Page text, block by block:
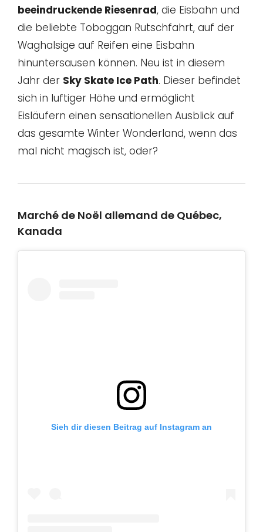
beeindruckende Riesenrad, die Eisbahn und
die beliebte Toboggan Rutschfahrt, auf der
Waghalsige auf Reifen eine Eisbahn
hinuntersausen können. Neu ist in diesem
Jahr der Sky Skate Ice Path. Dieser befindet
sich in luftiger Höhe und ermöglicht
Eisläufern einen sensationellen Ausblick auf
das gesamte Winter Wonderland, wenn das
mal nicht magisch ist, oder?
Marché de Noël allemand de Québec,
Kanada
Sieh dir diesen Beitrag auf Instagram an